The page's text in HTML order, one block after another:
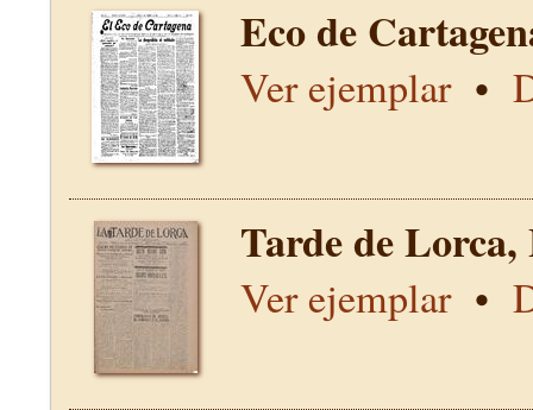
Eco de
Ver ejemplar•
Tarde de
Ver ejemplar•